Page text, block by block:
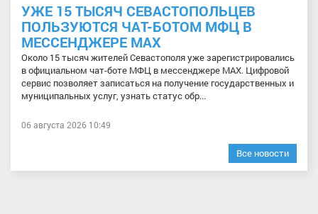
УЖЕ 15 ТЫСЯЧ СЕВАСТОПОЛЬЦЕВ
ПОЛЬЗУЮТСЯ ЧАТ-БОТОМ МФЦ В
МЕССЕНДЖЕРЕ МАХ
Около 15 тысяч жителей Севастополя уже зарегистрировались
в официальном чат-боте МФЦ в мессенджере МАХ. Цифровой
сервис позволяет записаться на получение государственных и
муниципальных услуг, узнать статус обр...
06 августа 2026 10:49
Все новости